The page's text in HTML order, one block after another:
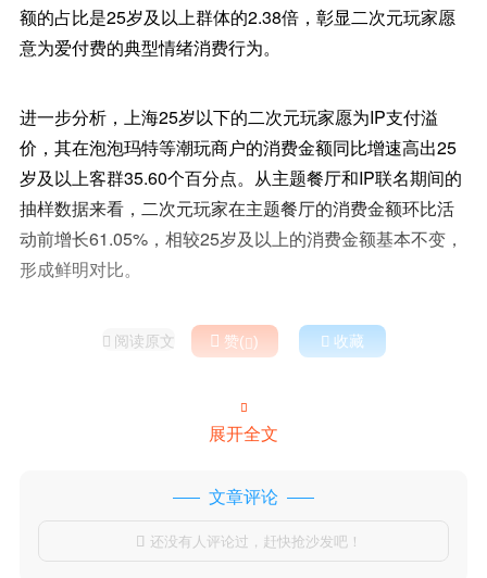
额的占比是25岁及以上群体的2.38倍，彰显二次元玩家愿
意为爱付费的典型情绪消费行为。
进一步分析，上海25岁以下的二次元玩家愿为IP支付溢
价，其在泡泡玛特等潮玩商户的消费金额同比增速高出25
岁及以上客群35.60个百分点。从主题餐厅和IP联名期间的
抽样数据来看，二次元玩家在主题餐厅的消费金额环比活
动前增长61.05%，相较25岁及以上的消费金额基本不变，
形成鲜明对比。
 阅读原文  赞()  收藏

展开全文
文章评论
 还没有人评论过，赶快抢沙发吧！